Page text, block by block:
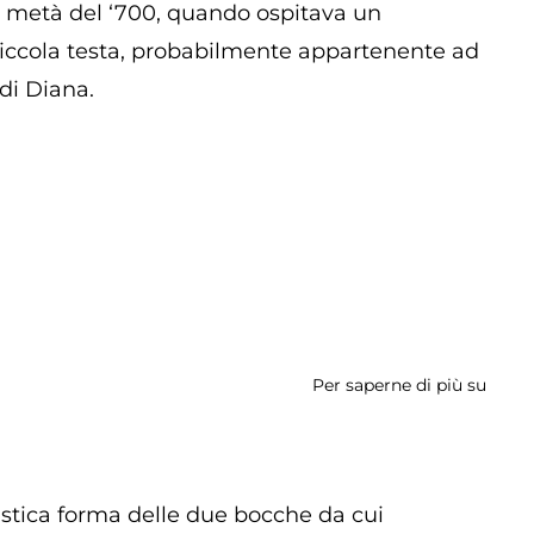
del ‘700, quando ospitava un
testa, probabilmente appartenente ad
Diana.
Per saperne di più su
forma delle due bocche da cui